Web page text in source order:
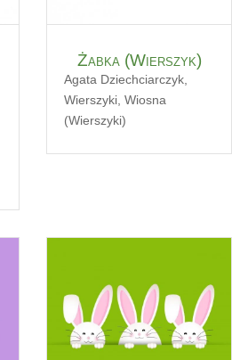
Żabka (Wierszyk)
Agata Dziechciarczyk,
Wierszyki, Wiosna
(Wierszyki)